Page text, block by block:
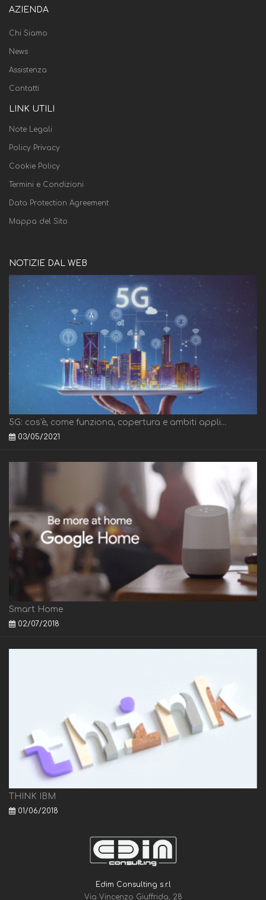
AZIENDA
Chi Siamo
News
Assistenza
Contatti
LINK UTILI
Note Legali
Policy Privacy
Cookie Policy
Termini e Condizioni
Data Protection Agreement
Mappa del Sito
NOTIZIE DAL WEB
5G: cos'è, come funziona, copertura e ambiti appli...
03/05/2021
Smart Home
02/07/2018
THINK IBM
01/06/2018
Edim Consulting s.r.l
Via Vincenzo Giuffrida, 28